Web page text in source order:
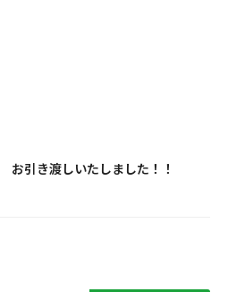
引き渡しいたしました！！